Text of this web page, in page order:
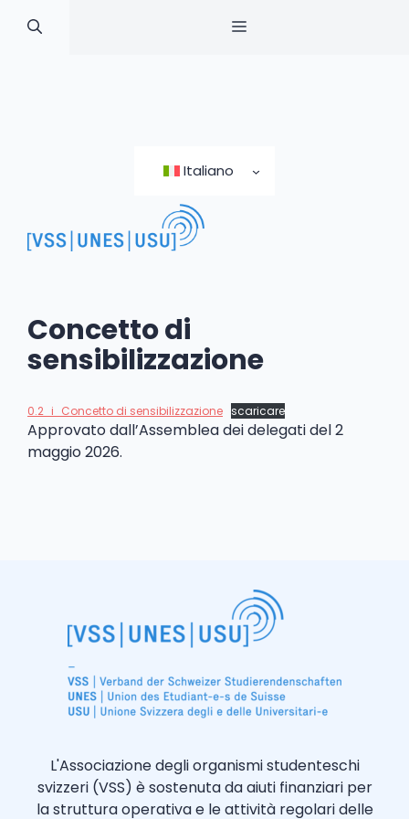
Italiano
MENU
Concetto di
sensibilizzazione
0.2_i_Concetto di sensibilizzazione scaricare
Approvato dall’Assemblea dei delegati del 2
maggio 2026.
L'Associazione degli organismi studenteschi
svizzeri (VSS) è sostenuta da aiuti finanziari per
la struttura operativa e le attività regolari delle